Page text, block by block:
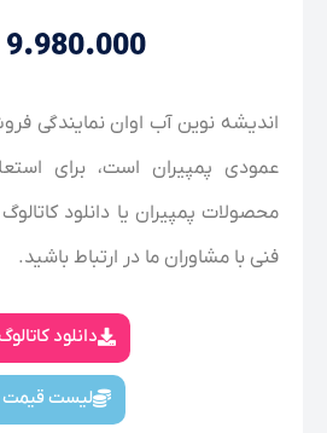
9.980.000
اندیشه نوین آب اوان نمایندگی
عمودی پمپیران است، برای
محصولات پمپیران یا دانلود
فنی با مشاوران ما در ارتباط باشید.
دانلود
لیست قیمت